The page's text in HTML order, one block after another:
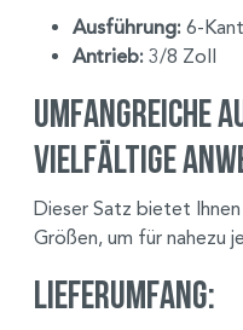
Ausführung: 6-
Antrieb: 3/8 Zoll
Umfangreiche
vielfältige
Dieser Satz bietet
Größen, um für nahezu
Lieferumfang: